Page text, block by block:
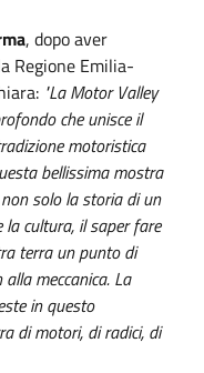
, dopo aver
Regione Emilia-
"La Motor Valley
che unisce il
motoristica
bellissima mostra
solo la storia di un
cultura, il saper fare
terra un punto di
meccanica. La
in questo
di motori, di radici, di